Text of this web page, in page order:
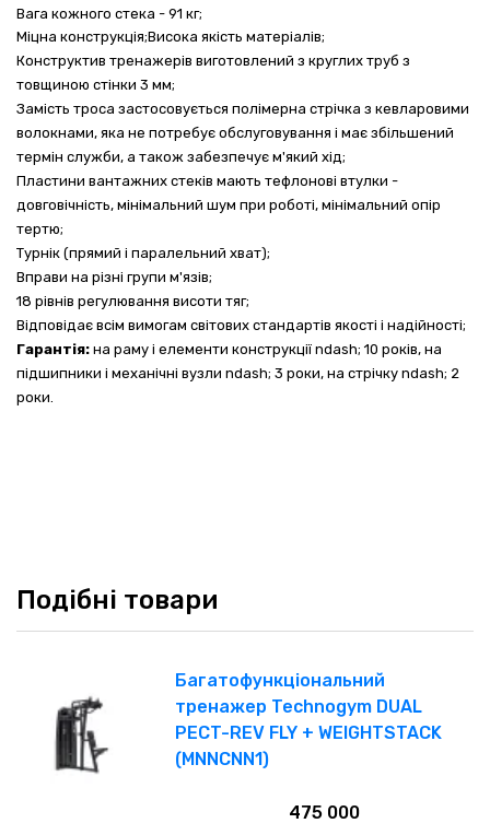
Вага кожного стека - 91 кг;
Міцна конструкція;Висока якість матеріалів;
Конструктив тренажерів виготовлений з круглих труб з
товщиною стінки 3 мм;
Замість троса застосовується полімерна стрічка з кевларовими
волокнами, яка не потребує обслуговування і має збільшений
термін служби, а також забезпечує м'який хід;
Пластини вантажних стеків мають тефлонові втулки -
довговічність, мінімальний шум при роботі, мінімальний опір
тертю;
Турнік (прямий і паралельний хват);
Вправи на різні групи м'язів;
18 рівнів регулювання висоти тяг;
Відповідає всім вимогам світових стандартів якості і надійності;
Гарантія: на раму і елементи конструкції ndash; 10 років, на
підшипники і механічні вузли ndash; 3 роки, на стрічку ndash; 2
роки.
Подібні товари
Багатофункціональний
тренажер Technogym DUAL
PECT-REV FLY + WEIGHTSTACK
(MNNCNN1)
475 000